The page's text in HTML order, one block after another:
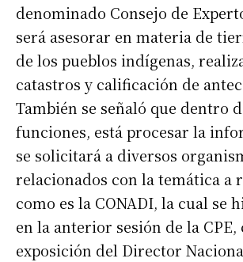
denominado Consejo de
será asesorar en materia de
de los pueblos indígenas,
catastros y calificación de
También se señaló que dentro
funciones, está procesar la
se solicitará a diversos
relacionados con la temática a
como es la CONADI, la cual se
en la anterior sesión de la CPE,
exposición del Director